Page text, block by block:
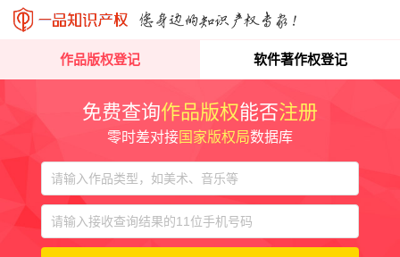
作品版权登记 软件著作权登记
免费查询作品版权能否注册
零时差对接国家版权局数据库